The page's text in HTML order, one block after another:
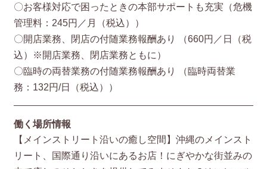
〇お客様対応で困ったときの本部サポートも充実（危機
管理料：245円／月（税込））
〇開店業務、閉店の付随業務報酬あり （660円／⽇（税
込）※開店業務、閉店業務ともに）
〇臨時の両替業務の付随業務報酬あり （臨時両替業
務：132円/⽇（税込））
働く場所情報
【メインストリート沿いの癒し空間】沖縄のメインスト
リート、国際通り沿いにあるお店！にぎやかな街並みの